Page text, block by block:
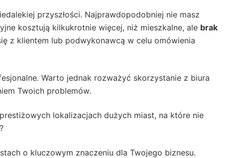
przyszłości. Najprawdopodobniej nie masz
kosztują kilkukrotnie więcej, niż mieszkalne, ale brak
z klientem lub podwykonawcą w celu omówienia
Warto jednak rozważyć skorzystanie z biura
Twoich problemów.
lokalizacjach dużych miast, na które nie
o kluczowym znaczeniu dla Twojego biznesu.